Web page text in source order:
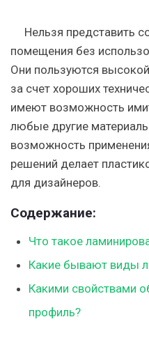
Нельзя представить
помещения без
Они пользуются
за счет хороших
имеют возможность
любые другие
возможность
решений делает
для дизайнеров.
Содержание:
Что такое
Какие бывают виды
Какими свойствами
профиль?